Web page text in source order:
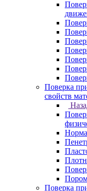
Поверка
свойств
Поверка